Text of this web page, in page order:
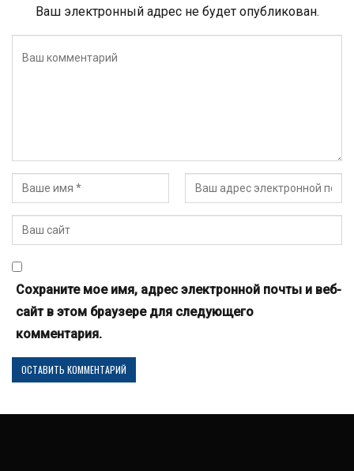
Ваш электронный адрес не будет опубликован.
Сохраните мое имя, адрес электронной почты и веб-
сайт в этом браузере для следующего
комментария.